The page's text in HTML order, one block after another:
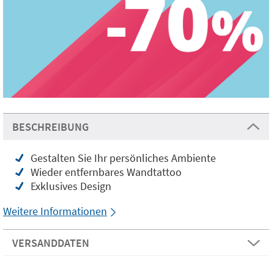
BESCHREIBUNG
Gestalten Sie Ihr persönliches Ambiente
Wieder entfernbares Wandtattoo
Exklusives Design
Weitere Informationen
VERSANDDATEN